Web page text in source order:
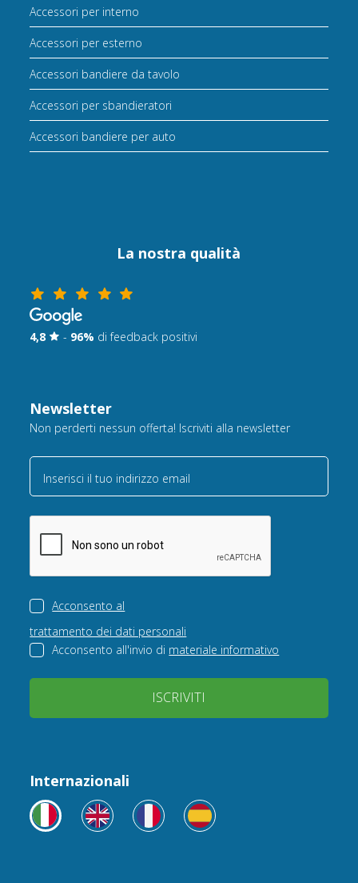
Accessori per interno
Accessori per esterno
Accessori bandiere da tavolo
Accessori per sbandieratori
Accessori bandiere per auto
La nostra qualità
4,8 - 96% di feedback positivi
Newsletter
Non perderti nessun offerta! Iscriviti alla newsletter
Inserisci il tuo indirizzo email
Acconsento al
trattamento dei dati personali
Acconsento all'invio di materiale informativo
ISCRIVITI
Internazionali